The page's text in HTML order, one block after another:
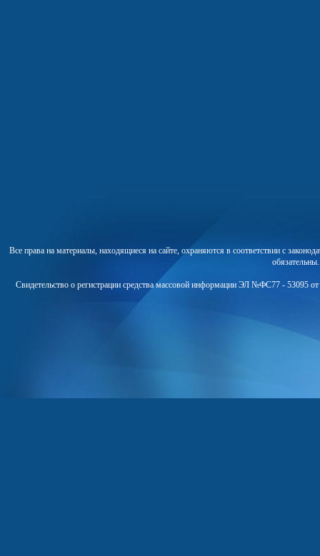
Все права на материалы, находящиеся на сайте, охраняются в соответствии с
Свидетельство о регистрации средства массовой информации ЭЛ №ФС77 - 53095